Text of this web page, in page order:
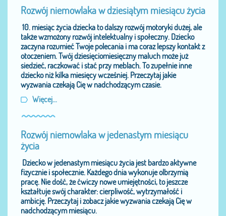
Rozwój niemowlaka w dziesiątym miesiącu życia
10. miesiąc życia dziecka to dalszy rozwój motoryki dużej, ale
także wzmożony rozwój intelektualny i społeczny. Dziecko
zaczyna rozumieć Twoje polecania i ma coraz lepszy kontakt z
otoczeniem. Twój dziesięciomiesięczny maluch może już
siedzieć, raczkować i stać przy meblach. To zupełnie inne
dziecko niż kilka miesięcy wcześniej. Przeczytaj jakie
wyzwania czekają Cię w nadchodzącym czasie.
Więcej...
Rozwój niemowlaka w jedenastym miesiącu
życia
Dziecko w jedenastym miesiącu życia jest bardzo aktywne
fizycznie i społecznie. Każdego dnia wykonuje olbrzymią
pracę. Nie dość, że ćwiczy nowe umiejętności, to jeszcze
kształtuje swój charakter: cierpliwość, wytrzymałość i
ambicję. Przeczytaj i zobacz jakie wyzwania czekają Cię w
nadchodzącym miesiącu.